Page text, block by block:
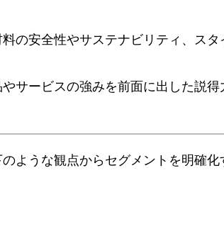
安全性やサステナビリティ、スタ
サービスの強みを前面に出した説
ような観点からセグメントを明確化